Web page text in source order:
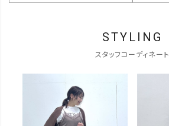
STYLING
スタッフコーディネート